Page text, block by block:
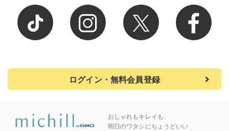
ログイン・無料会員登録
おしゃれもキレイも、
明日のワタシにちょうどいい